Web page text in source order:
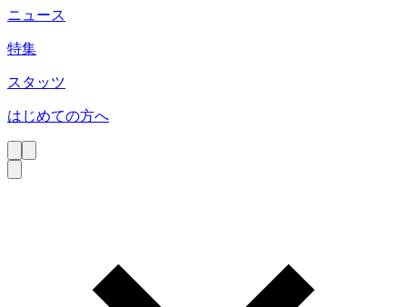
ニュース
特集
スタッツ
はじめての方へ